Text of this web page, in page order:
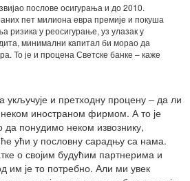
послове осигурања и до 2010.
пет милиона евра премије и покуша
ризика у реосигурање, уз улазак у
минимални капитал би морао да
То је и процена Светске банке – каже
укључује и претходну процену – да ли
иностраном фирмом. А то је
да понудимо неком извознику,
ући у пословну сарадњу са нама.
о својим будућим партнерима и
им је то потребно. Али ми увек